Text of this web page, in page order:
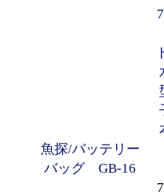
魚探/バッテリー
バッグ GB-16